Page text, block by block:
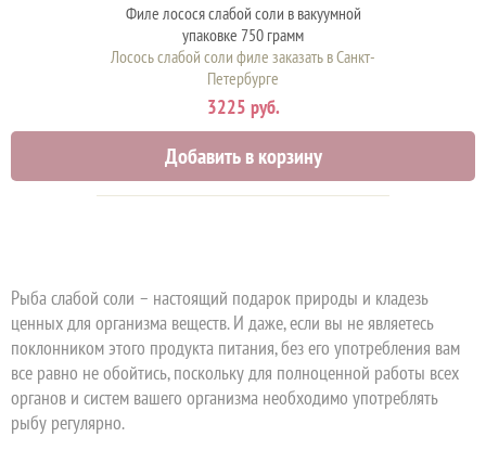
Филе лосося слабой соли в вакуумной
упаковке 750 грамм
Лосось слабой соли филе заказать в Санкт-
Петербурге
3225 руб.
Добавить в корзину
Рыба слабой соли – настоящий подарок природы и кладезь
ценных для организма веществ. И даже, если вы не являетесь
поклонником этого продукта питания, без его употребления вам
все равно не обойтись, поскольку для полноценной работы всех
органов и систем вашего организма необходимо употреблять
рыбу регулярно.